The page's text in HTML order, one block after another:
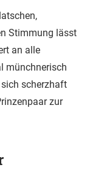
Stimmung lässt
an alle
münchnerisch
sich scherzhaft
zur